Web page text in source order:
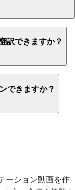
訳できますか？
できますか？
ーション動画を作